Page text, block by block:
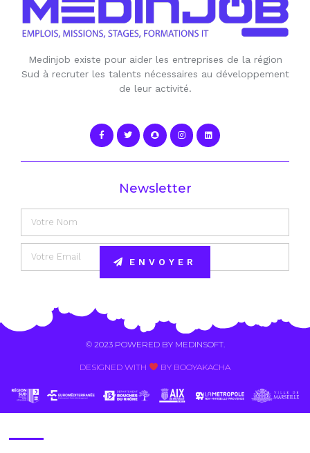
Medinjob existe pour aider les entreprises de la région
Sud à recruter les talents nécessaires au développement
de leur activité.
Newsletter
ENVOYER
© 2023 POWERED BY MEDINSOFT.
DESIGNED WITH BY BOOYAKACHA​